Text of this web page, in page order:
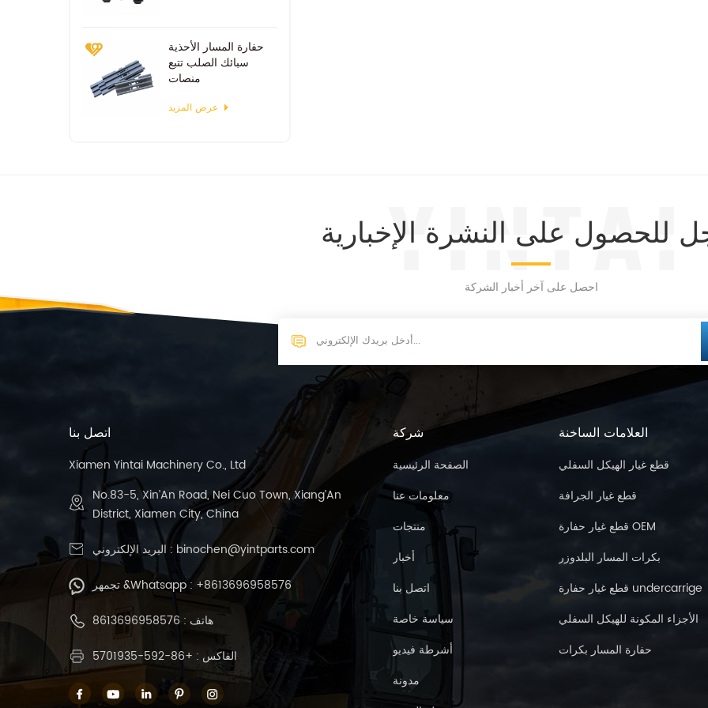
حفارة المسار الأحذية
سبائك الصلب تتبع
منصات
عرض المزيد
للحصول على النشرة الإخبارية
احصل على آخر أخبار الشركة
اتصل بنا
Xiamen Yintai Machinery Co., Ltd
No.83-5, Xin’An Road, Nei Cuo Town, Xiang’An
District, Xiamen City, China
البريد الإلكتروني : binochen@yintparts.com
تجمهر &Whatsapp : +8613696958576
هاتف : 8613696958576
الفاكس : +86-592-5701935
شركة
الصفحة الرئيسية
معلومات عنا
منتجات
أخبار
اتصل بنا
سياسة خاصة
أشرطة فيديو
مدونة
العلامات الساخنة
قطع غيار الهيكل السفلي
قطع غيار الجرافة
قطع غيار حفارة OEM
بكرات المسار البلدوزر
قطع غيار حفارة undercarrige
الأجزاء المكونة للهيكل السفلي
حفارة المسار بكرات